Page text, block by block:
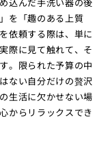
を「趣のある上質
依頼する際は、単に
際に見て触れて、そ
。限られた予算の中
ない自分だけの贅沢
生活に欠かせない場
からリラックスでき